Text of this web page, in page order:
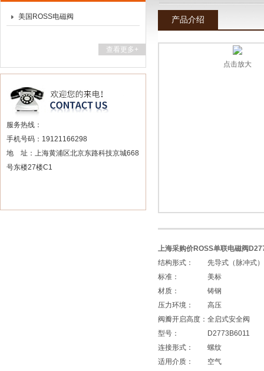
美国ROSS电磁阀
查看更多+
服务热线：
手机号码：19121166298
地 址：上海黄浦区北京东路科技京城668
号东楼27楼C1
产品介绍
点击放大
上海采购价ROSS单联电磁阀
结构形式：
先导式（脉冲式）
标准：
美标
材质：
铸钢
压力环境：
高压
阀瓣开启高度： 全启式安全阀
型号：
D2773B6011
连接形式：
螺纹
适用介质：
空气